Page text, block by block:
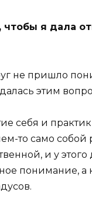
чтобы я дала
не пришло
этим
себя и
то само собой
и у
понимание, а